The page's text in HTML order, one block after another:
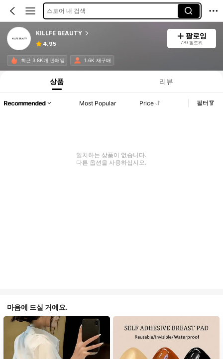
스토어 내 검색
KILLFE BEAUTY
4.95
팔로잉
779 팔로워
최근 3.8K개 판매됨 1.6K 재구매
상품 리뷰
Recommended Most Popular Price 필터
일치하는 상품이 없습니다.
다른 옵션을 사용하십시오.
마음에 드실 거예요.